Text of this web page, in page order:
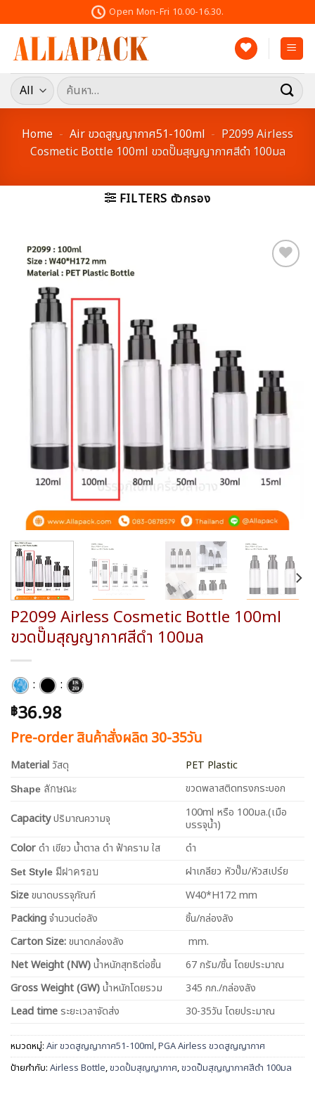
to
content
Open Mon-Fri 10.00-16.30.
ค้นหา:
Home - Air ขวดสูญญากาศ51-100ml - P2099 Airless
Cosmetic Bottle 100ml ขวดปั๊มสุญญากาศสีดำ 100มล
FILTERS ตัวกรอง
P2099 Airless Cosmetic Bottle 100ml
ขวดปั๊มสุญญากาศสีดำ 100มล
: :
฿36.98
Pre-order สินค้าสั่งผลิต 30-35วัน
Material วัสดุ PET Plastic
Shape ลักษณะ ขวดพลาสติดทรงกระบอก
Capacityปริมาณความจุ
100ml หรือ 100มล.(เมือ
บรรจุน้ำ)
Colorดำ เขียว น้ำตาล ดำ ฟ้าคราม ใส ดำ
Set Style มีฝาครอบ
ฝาเกลียว หัวปั๊ม/หัวสเปร์ย
Sizeขนาดบรรจุภัณฑ์
W40*H172 mm
Packingจำนวนต่อลัง
ชิ้น/กล่องลัง
Carton Size:ขนาดกล่องลัง
mm.
NetWeight (NW)น้ำหนักสุทธิต่อชิ้น
67 กรัม/ชิ้น โดยประมาณ
Gross Weight (GW)น้ำหนักโดยรวม
345 กก./กล่องลัง
Lead time ระยะเวลาจัดส่ง 30-35วัน โดยประมาณ
หมวดหมู่: Air ขวดสูญญากาศ51-100ml,PGA Airless ขวดสูญญากาศ
ป้ายกำกับ: Airless Bottle,ขวดปั้มสุญญากาศ,ขวดปั๊มสุญญากาศสีดำ 100มล